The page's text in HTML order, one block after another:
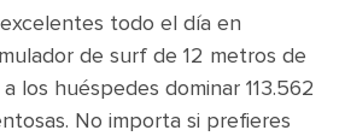
todo el día en
de surf de 12 metros de
los huéspedes dominar 113.562
No importa si prefieres